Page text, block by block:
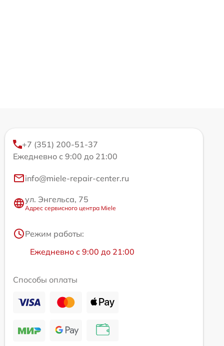
+7 (351) 200-51-37
Ежедневно с 9:00 до 21:00
info@miele-repair-center.ru
ул. Энгельса, 75
Адрес сервисного центра Miele
Режим работы:
Ежедневно с 9:00 до 21:00
Способы оплаты